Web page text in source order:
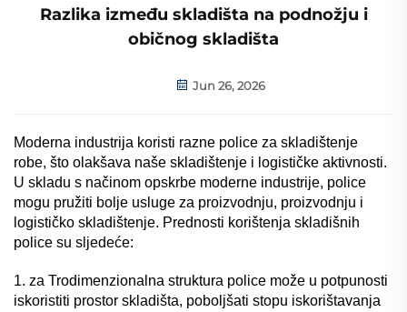
Razlika između skladišta na podnožju i
običnog skladišta
Jun 26, 2026
Moderna industrija koristi razne police za skladištenje
robe, što olakšava naše skladištenje i logističke aktivnosti.
U skladu s načinom opskrbe moderne industrije, police
mogu pružiti bolje usluge za proizvodnju, proizvodnju i
logističko skladištenje. Prednosti korištenja skladišnih
police su sljedeće:
1. za Trodimenzionalna struktura police može u potpunosti
iskoristiti prostor skladišta, poboljšati stopu iskorištavanja